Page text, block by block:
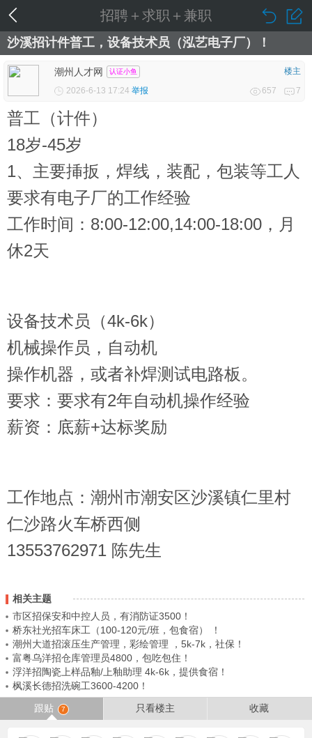
招聘＋求职＋兼职
沙溪招计件普工，设备技术员（泓艺电子厂）！
潮州人才网 认证小鱼
楼主
2026-6-13 17:24 举报 657 7
普工（计件）
18岁-45岁
1、主要挿扳，焊线，装配，包装等工人
要求有电子厂的工作经验
工作时间：8:00-12:00,14:00-18:00，月
休2天
设备技术员（4k-6k）
机械操作员，自动机
操作机器，或者补焊测试电路板。
要求：要求有2年自动机操作经验
薪资：底薪+达标奖励
工作地点：潮州市潮安区沙溪镇仁里村
仁沙路火车桥西侧
13553762971 陈先生
相关主题
市区招保安和中控人员，有消防证3500！
桥东社光招车床工（100-120元/班，包食宿） ！
潮州大道招滚压生产管理，彩绘管理 ，5k-7k，社保！
富粤乌洋招仓库管理员4800，包吃包住！
浮洋招陶瓷上样品釉/上釉助理 4k-6k，提供食宿！
枫溪长德招洗碗工3600-4200！
跟贴
7 只看楼主 收藏